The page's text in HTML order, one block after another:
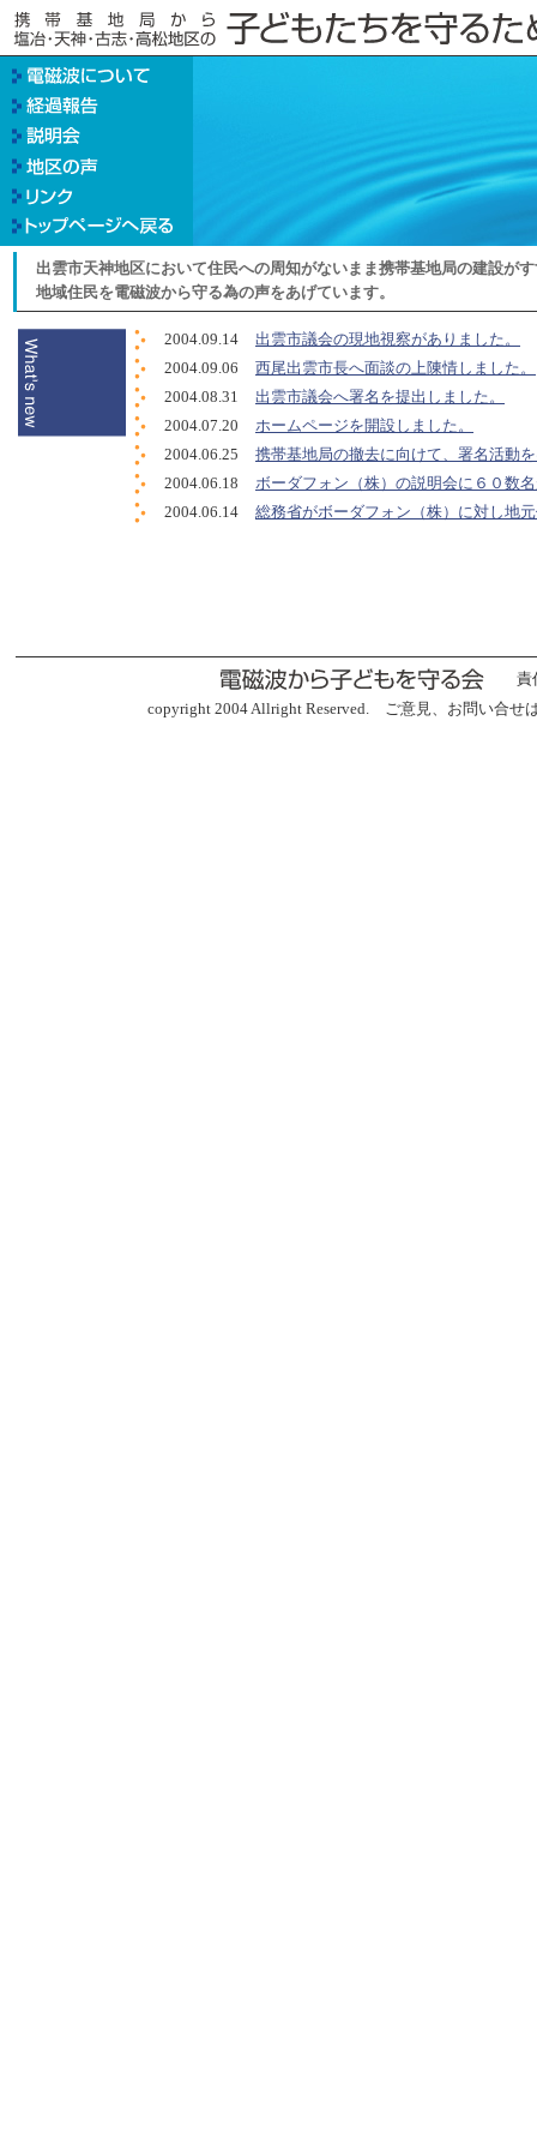
出雲市天神地区において住民への周知がないまま携帯基地局の建設が
地域住民を電磁波から守る為の声をあげています。
2004.09.14
出雲市議会の現地視察がありました。
2004.09.06
西尾出雲市長へ面談の上陳情しました。
2004.08.31
出雲市議会へ署名を提出しました。
2004.07.20
ホームページを開設しました。
2004.06.25
携帯基地局の撤去に向けて、署名活動
2004.06.18
ボーダフォン（株）の説明会に６０数
2004.06.14
総務省がボーダフォン（株）に対し地
責
copyright 2004 Allright Reserved. ご意見、お問い合